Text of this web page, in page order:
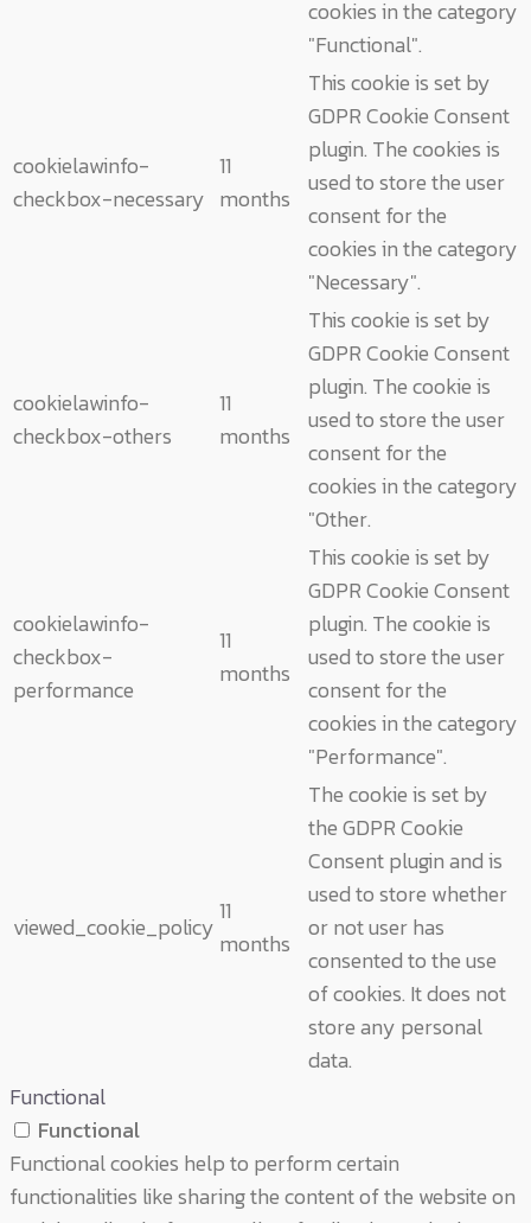
cookies in the category
"Functional".
cookielawinfo-
checkbox-necessary
11
months
This cookie is set by
GDPR Cookie Consent
plugin. The cookies is
used to store the user
consent for the
cookies in the category
"Necessary".
cookielawinfo-
checkbox-others
11
months
This cookie is set by
GDPR Cookie Consent
plugin. The cookie is
used to store the user
consent for the
cookies in the category
"Other.
cookielawinfo-
checkbox-
performance
11
months
This cookie is set by
GDPR Cookie Consent
plugin. The cookie is
used to store the user
consent for the
cookies in the category
"Performance".
viewed_cookie_policy
11
months
The cookie is set by
the GDPR Cookie
Consent plugin and is
used to store whether
or not user has
consented to the use
of cookies. It does not
store any personal
data.
Functional
Functional
Functional cookies help to perform certain
functionalities like sharing the content of the website on